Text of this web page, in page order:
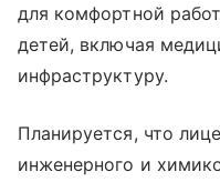
для комфортной
детей, включая
инфраструктуру.
Планируется, что
инженерного и